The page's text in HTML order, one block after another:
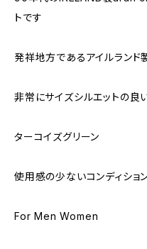
トです
発祥地方であるアイルランド
非常にサイズシルエットの良
ターコイズグリーン
使用感の少ないコンディショ
For Men Women